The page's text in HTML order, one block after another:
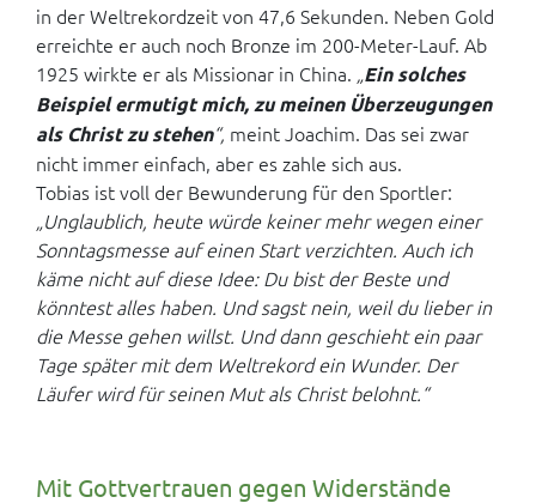
in der Weltrekordzeit von 47,6 Sekunden. Neben Gold
erreichte er auch noch Bronze im 200-Meter-Lauf. Ab
1925 wirkte er als Missionar in China. „Ein solches
Beispiel ermutigt mich, zu meinen Überzeugungen
als Christ zu stehen“, meint Joachim. Das sei zwar
nicht immer einfach, aber es zahle sich aus.
Tobias ist voll der Bewunderung für den Sportler:
„Unglaublich, heute würde keiner mehr wegen einer
Sonntagsmesse auf einen Start verzichten. Auch ich
käme nicht auf diese Idee: Du bist der Beste und
könntest alles haben. Und sagst nein, weil du lieber in
die Messe gehen willst. Und dann geschieht ein paar
Tage später mit dem Weltrekord ein Wunder. Der
Läufer wird für seinen Mut als Christ belohnt.“
Mit Gottvertrauen gegen Widerstände